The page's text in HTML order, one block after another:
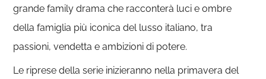
grande family drama che racconterà luci e ombre
della famiglia più iconica del lusso italiano, tra
passioni, vendetta e ambizioni di potere.
Le riprese della serie inizieranno nella primavera del